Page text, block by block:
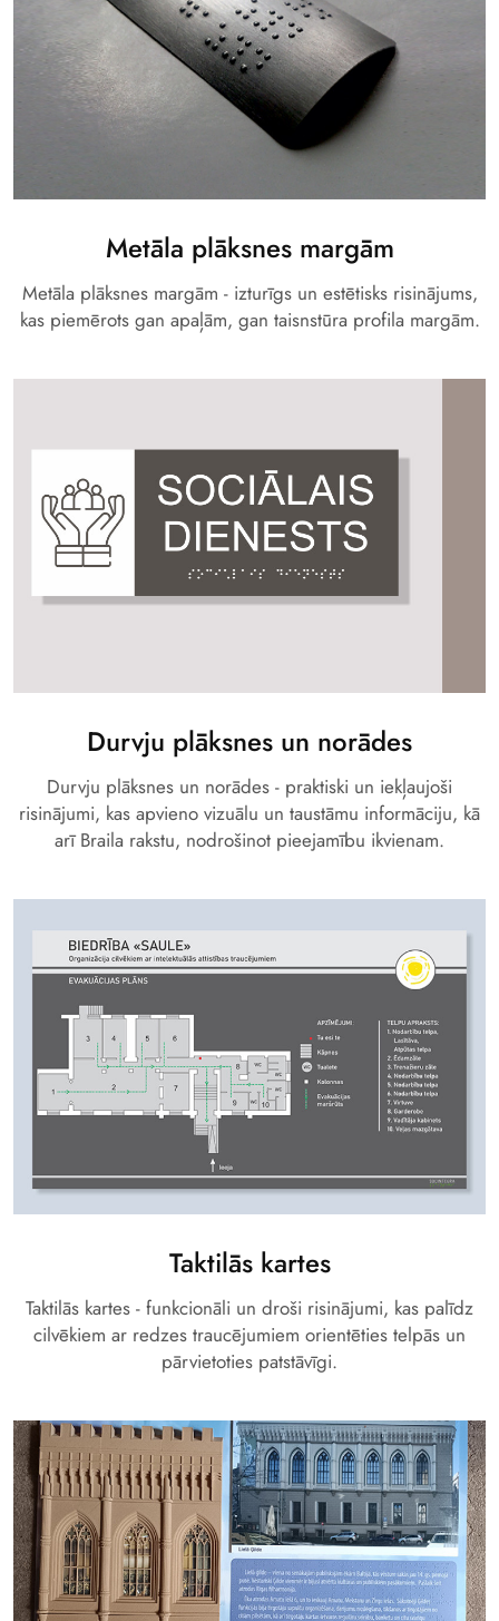
Metāla plāksnes margām
Metāla plāksnes margām - izturīgs un estētisks risinājums,
kas piemērots gan apaļām, gan taisnstūra profila margām.
Durvju plāksnes un norādes
Durvju plāksnes un norādes - praktiski un iekļaujoši
risinājumi, kas apvieno vizuālu un taustāmu informāciju, kā
arī Braila rakstu, nodrošinot pieejamību ikvienam.
Taktilās kartes
Taktilās kartes - funkcionāli un droši risinājumi, kas palīdz
cilvēkiem ar redzes traucējumiem orientēties telpās un
pārvietoties patstāvīgi.